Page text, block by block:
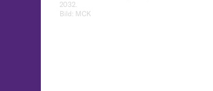
2032.
Bild: MCK